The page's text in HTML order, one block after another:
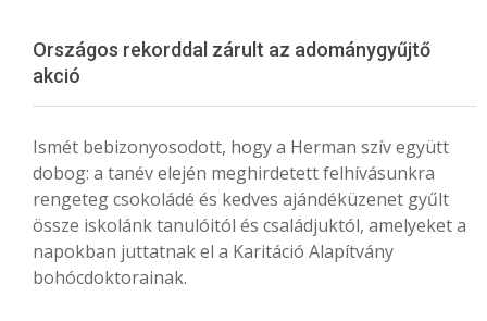
Országos rekorddal zárult az adománygyűjtő
akció
Ismét bebizonyosodott, hogy a Herman szív együtt
dobog: a tanév elején meghirdetett felhívásunkra
rengeteg csokoládé és kedves ajándéküzenet gyűlt
össze iskolánk tanulóitól és családjuktól, amelyeket a
napokban juttatnak el a Karitáció Alapítvány
bohócdoktorainak.